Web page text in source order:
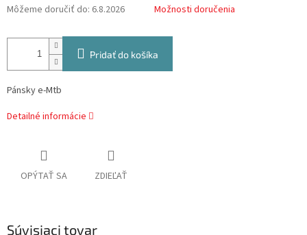
Môžeme doručiť do: 6.8.2026 Možnosti doručenia
Pridať do košíka
Pánsky e-Mtb
Detailné informácie
OPÝTAŤ SA ZDIEĽAŤ
Súvisiaci tovar